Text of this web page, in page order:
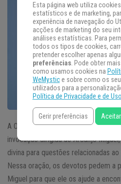
A Oração de São Miguel Arcanjo
invocação dirigida ao Arcanjo
divina para questões relacionadas
Nessa oração, os devotos pedem a
Miguel para que ele os ajude a
Esta página web utiliza
estatísticos e de marketing,
experiência de navegação do
acções de marketing do seu
análises estatísticas. Para
todos os tipos de cookies,
pretender escolher apenas
preferências. Pode obter
como usamos cookies na
WeMystice sobre como os
utilizados para a
Política de Privacidade e de
Gerir preferências Aceitar